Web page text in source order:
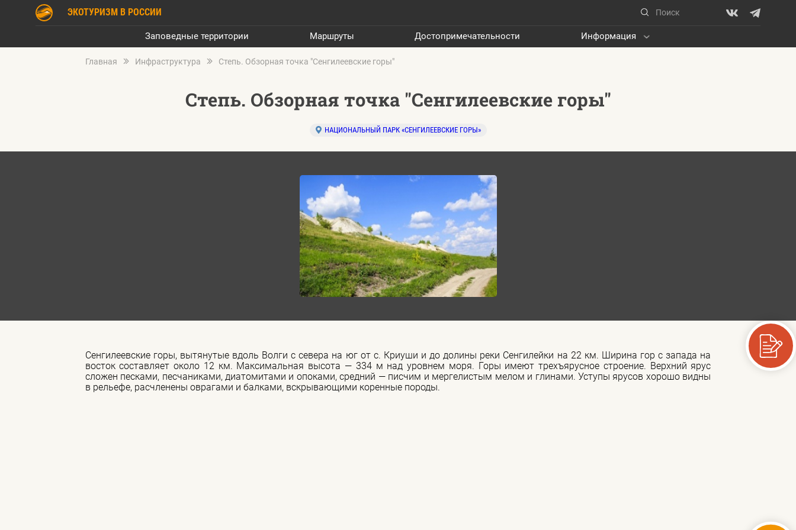
ЭКОТУРИЗМ В РОССИИ
Заповедные территории Маршруты Достопримечательности Информация
Главная Инфраструктура Степь. Обзорная точка "Сенгилеевские горы"
Степь. Обзорная точка "Сенгилеевские горы"
НАЦИОНАЛЬНЫЙ ПАРК «СЕНГИЛЕЕВСКИЕ ГОРЫ»
Сенгилеевские горы, вытянутые вдоль Волги с севера на юг от с. Криуши и до долины реки Сенгилейки на 22 км. Ширина гор с запада на
восток составляет около 12 км. Максимальная высота — 334 м над уровнем моря. Горы имеют трехъярусное строение. Верхний ярус
сложен песками, песчаниками, диатомитами и опоками, средний — писчим и мергелистым мелом и глинами. Уступы ярусов хорошо видны
в рельефе, расчленены оврагами и балками, вскрывающими коренные породы.